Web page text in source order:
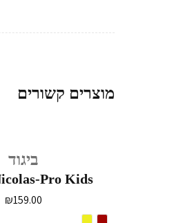
מוצרים קשורים
ביגוד
Pro Kids
₪159.00